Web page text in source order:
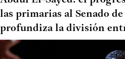
las primarias al Senado
profundiza la división